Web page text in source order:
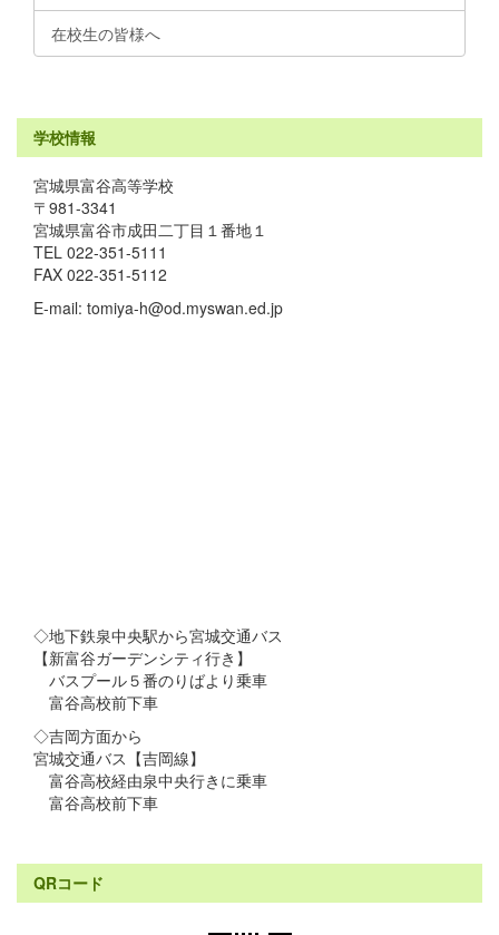
在校生の皆様へ
学校情報
宮城県富谷高等学校
〒981-3341
宮城県富谷市成田二丁目１番地１
TEL 022-351-5111
FAX 022-351-5112
E-mail: tomiya-h@od.myswan.ed.jp
◇地下鉄泉中央駅から宮城交通バス
【新富谷ガーデンシティ行き】
バスプール５番のりばより乗車
富谷高校前下車
◇吉岡方面から
宮城交通バス【吉岡線】
富谷高校経由泉中央行きに乗車
富谷高校前下車
QRコード